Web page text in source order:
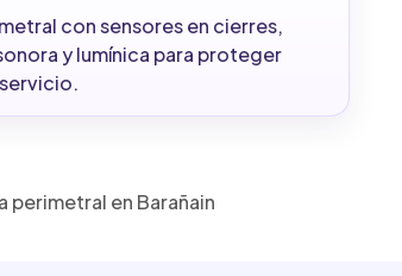
con sensores en cierres,
y lumínica para proteger